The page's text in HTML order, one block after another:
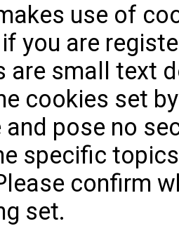
use of
you are
are small text
cookies set
pose no
specific
confirm
set.